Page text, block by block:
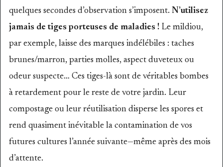
quelques secondes d’observation s’imposent. N’utilisez
jamais de tiges porteuses de maladies !Le mildiou,
par exemple, laisse des marques indélébiles : taches
brunes/marron, parties molles, aspect duveteux ou
odeur suspecte… Ces tiges-là sont de véritables bombes
à retardement pour le reste de votre jardin. Leur
compostage ou leur réutilisation disperse les spores et
rend quasiment inévitable la contamination de vos
futures cultures l’année suivante—même après des mois
d’attente.